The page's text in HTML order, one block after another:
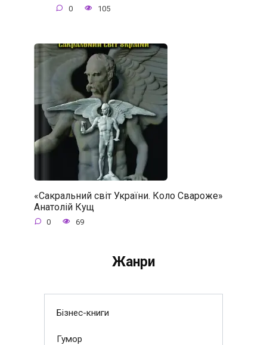
0 105
«Сакральний світ України. Коло Свароже»
Анатолій Кущ
0 69
Жанри
Бізнес-книги
Гумор